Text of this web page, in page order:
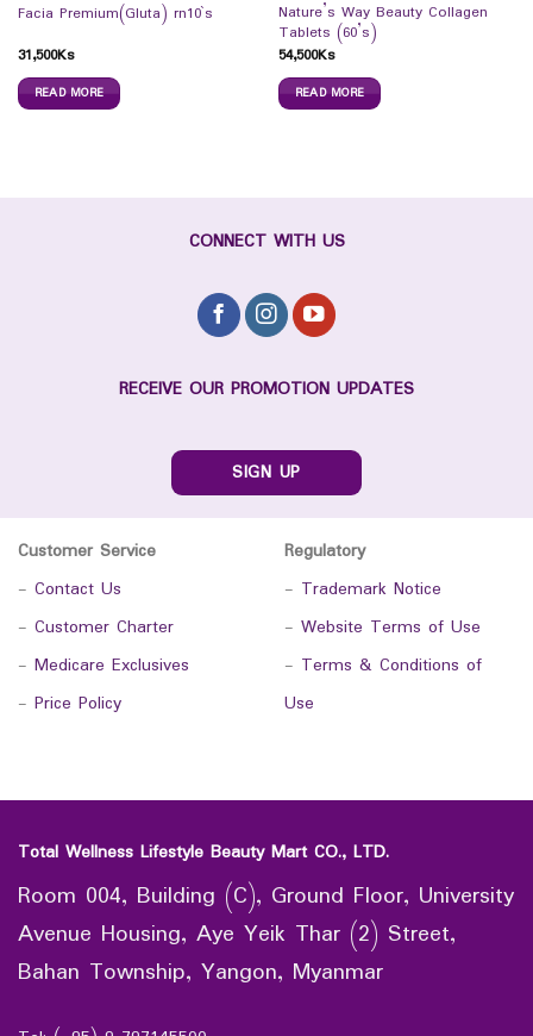
Facia Premium(Gluta) rn10`s
31,500Ks
READ MORE
Nature’s Way Beauty Collagen
Tablets (60’s)
54,500Ks
READ MORE
CONNECT WITH US
RECEIVE OUR PROMOTION UPDATES
SIGN UP
Customer Service
- Contact Us
- Customer Charter
- Medicare Exclusives
- Price Policy
Regulatory
- Trademark Notice
- Website Terms of Use
- Terms & Conditions of
Use
Total Wellness Lifestyle Beauty Mart CO., LTD.
Room 004, Building (C), Ground Floor, University
Avenue Housing, Aye Yeik Thar (2) Street,
Bahan Township, Yangon, Myanmar